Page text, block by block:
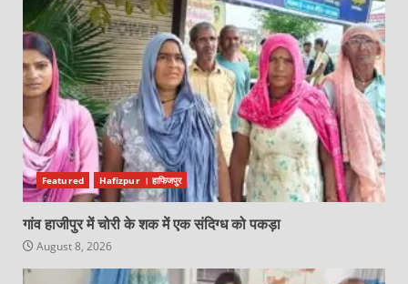
Featured Hafizpur । हाफिजपुर
गांव हाजीपुर में चोरी के शक में एक संदिग्ध को पकड़ा
August 8, 2026